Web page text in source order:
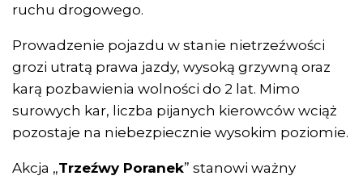
ruchu drogowego.
Prowadzenie pojazdu w stanie nietrzeźwości
grozi utratą prawa jazdy, wysoką grzywną oraz
karą pozbawienia wolności do 2 lat. Mimo
surowych kar, liczba pijanych kierowców wciąż
pozostaje na niebezpiecznie wysokim poziomie.
Akcja „Trzeźwy Poranek” stanowi ważny